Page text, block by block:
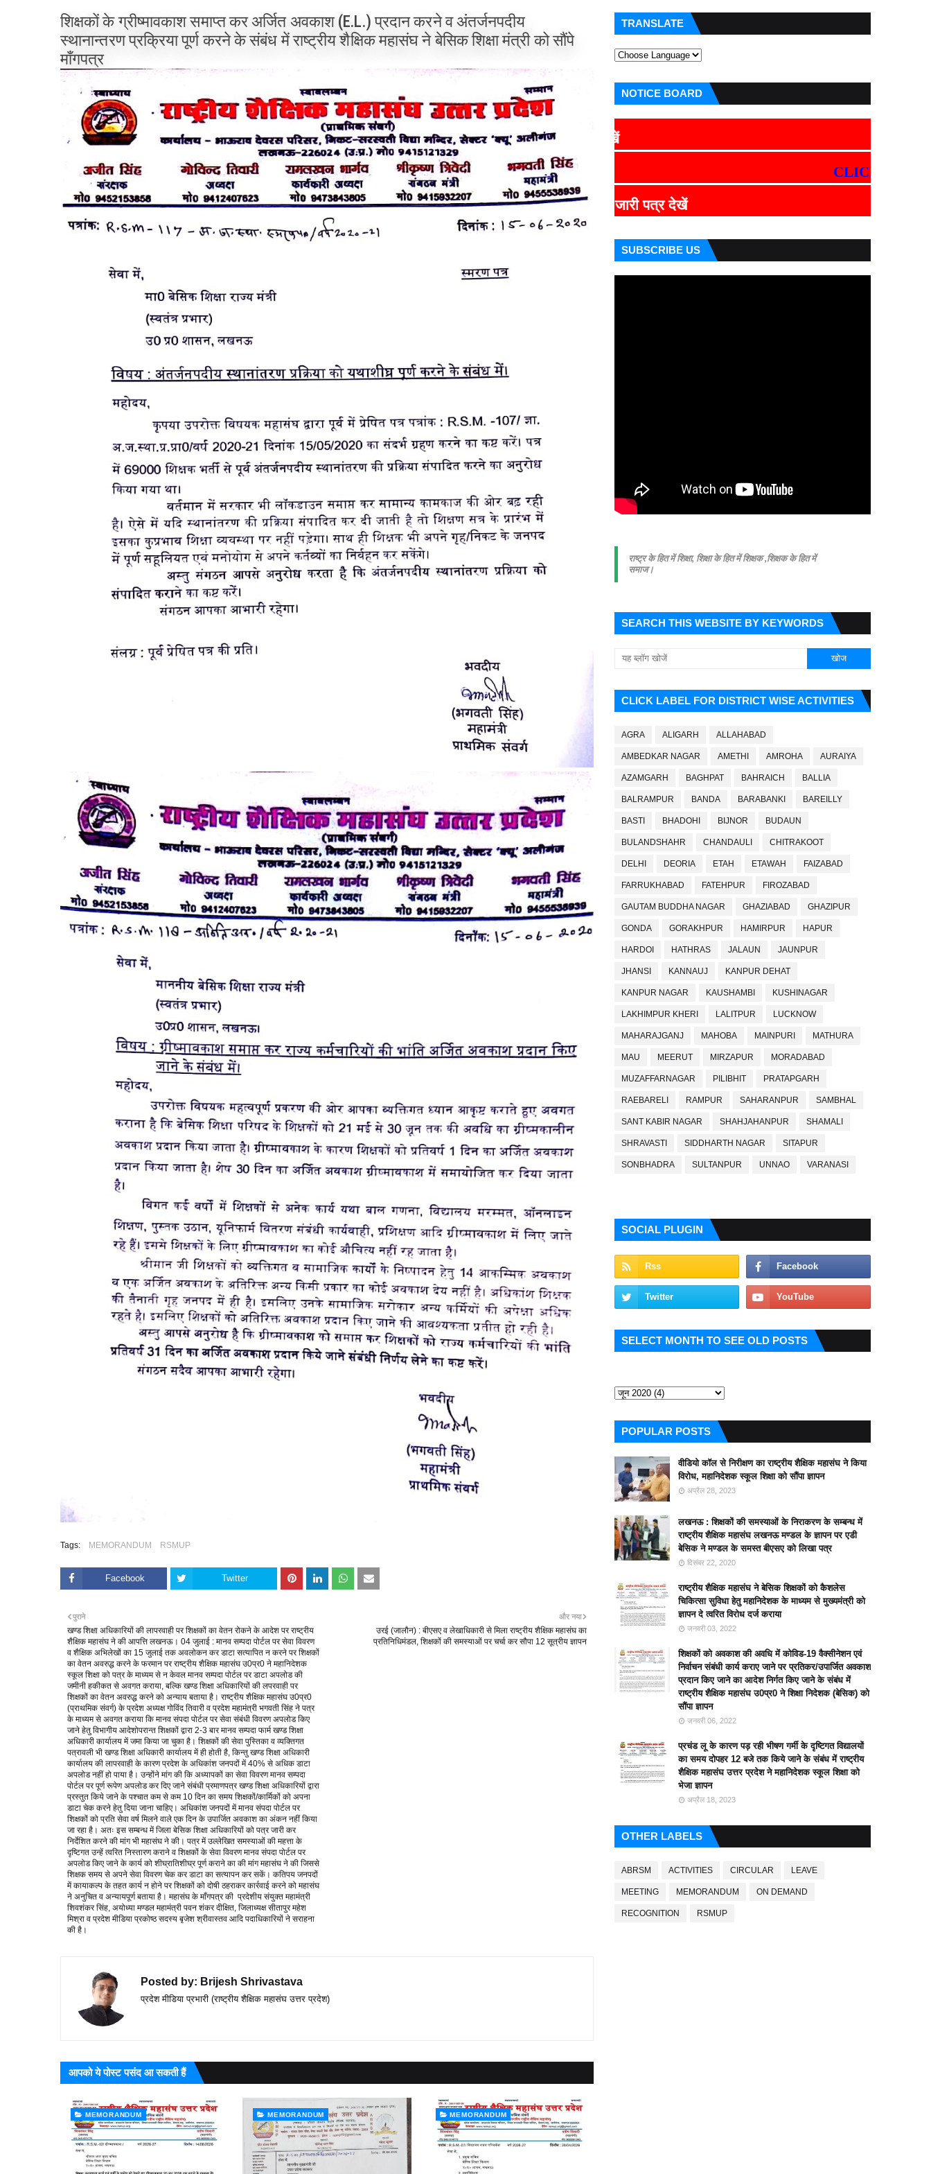
शिक्षकों के ग्रीष्मावकाश समाप्त कर अर्जित अवकाश (E.L.) प्रदान करने व अंतर्जनपदीय
स्थानान्तरण प्रक्रिया पूर्ण करने के संबंध में राष्ट्रीय शैक्षिक महासंघ ने बेसिक शिक्षा मंत्री को सौंपे
माँगपत्र
Tags: MEMORANDUM RSMUP
Facebook Twitter
और नया
उरई (जालौन) : बीएसए व लेखाधिकारी से मिला राष्ट्रीय शैक्षिक महासंघ का
प्रतिनिधिमंडल, शिक्षकों की समस्याओं पर चर्चा कर सौपा 12 सूत्रीय ज्ञापन
पुराने
खण्ड शिक्षा अधिकारियों की लापरवाही पर शिक्षकों का वेतन रोकने के आदेश पर राष्ट्रीय
शैक्षिक महासंघ ने की आपत्ति लखनऊ। 04 जुलाई : मानव सम्पदा पोर्टल पर सेवा विवरण
व शैक्षिक अभिलेखों का 15 जुलाई तक अवलोकन कर डाटा सत्यापित न करने पर शिक्षकों
का वेतन अवरुद्ध करने के फरमान पर राष्ट्रीय शैक्षिक महासंघ उ0प्र0 ने महानिदेशक
स्कूल शिक्षा को पत्र के माध्यम से न केवल मानव सम्पदा पोर्टल पर डाटा अपलोड की
जमीनी हकीकत से अवगत कराया, बल्कि खण्ड शिक्षा अधिकारियों की लपरवाही पर
शिक्षकों का वेतन अवरुद्ध करने को अन्याय बताया है। राष्ट्रीय शैक्षिक महासंघ उ0प्र0
(प्राथमिक संवर्ग) के प्रदेश अध्यक्ष गोविंद तिवारी व प्रदेश महामंत्री भगवती सिंह ने पत्र
के माध्यम से अवगत कराया कि मानव संपदा पोर्टल पर सेवा संबंधी विवरण अपलोड किए
जाने हेतु विभागीय आदेशोपरान्त शिक्षकों द्वारा 2-3 बार मानव सम्पदा फार्म खण्ड शिक्षा
अधिकारी कार्यालय में जमा किया जा चुका है। शिक्षकों की सेवा पुस्तिका व व्यक्तिगत
पत्रावली भी खण्ड शिक्षा अधिकारी कार्यालय में ही होती है, किन्तु खण्ड शिक्षा अधिकारी
कार्यालय की लापरवाही के कारण प्रदेश के अधिकांश जनपदों में 40% से अधिक डाटा
अपलोड नहीं हो पाया है। उन्होंने मांग की कि अध्यापकों का सेवा विवरण मानव सम्पदा
पोर्टल पर पूर्ण रूपेण अपलोड कर दिए जाने संबंधी प्रमाणपत्र खण्ड शिक्षा अधिकारियों द्वारा
प्रस्तुत किये जाने के पश्चात कम से कम 10 दिन का समय शिक्षकों/कार्मिकों को अपना
डाटा चेक करने हेतु दिया जाना चाहिए। अधिकांश जनपदों में मानव संपदा पोर्टल पर
शिक्षकों को प्रति सेवा वर्ष मिलने वाले एक दिन के उपार्जित अवकाश का अंकन नहीं किया
जा रहा है। अतः इस सम्बन्ध में जिला बेसिक शिक्षा अधिकारियों को पत्र जारी कर
निर्देशित करने की मांग भी महासंघ ने की। पत्र में उल्लेखित समस्याओं की महत्ता के
दृष्टिगत उन्हें त्वरित निस्तारण कराने व शिक्षकों के सेवा विवरण मानव संपदा पोर्टल पर
अपलोड किए जाने के कार्य को शीघ्रातिशीघ्र पूर्ण कराने का की मांग महासंघ ने की जिससे
शिक्षक समय से अपने सेवा विवरण चेक कर डाटा का सत्यापन कर सकें। कतिपय जनपदों
में कायाकल्प के तहत कार्य न होने पर शिक्षकों को दोषी ठहराकर कार्रवाई करने को महासंघ
ने अनुचित व अन्यायपूर्ण बताया है। महासंघ के माँगपत्र की प्रदेशीय संयुक्त महामंत्री
शिवशंकर सिंह, अयोध्या मण्डल महामंत्री पवन शंकर दीक्षित, जिलाध्यक्ष सीतापुर महेश
मिश्रा व प्रदेश मीडिया प्रकोष्ठ सदस्य बृजेश श्रीवास्तव आदि पदाधिकारियों ने सराहना
की है।
Posted by: Brijesh Shrivastava
प्रदेश मीडिया प्रभारी (राष्ट्रीय शैक्षिक महासंघ उत्तर प्रदेश)
आपको ये पोस्ट पसंद आ सकती हैं
MEMORANDUM MEMORANDUM MEMORANDUM
TRANSLATE
NOTICE BOARD
CLICK HERE
CLICK HEREमांग के क्रम में जारी पत्र देखें
SUBSCRIBE US
राष्ट्र के हित में शिक्षा, शिक्षा के हित में शिक्षक ,शिक्षक के हित में
समाज।
SEARCH THIS WEBSITE BY KEYWORDS
CLICK LABEL FOR DISTRICT WISE ACTIVITIES
AGRA ALIGARH ALLAHABAD
AMBEDKAR NAGAR AMETHI AMROHA AURAIYA
AZAMGARH BAGHPAT BAHRAICH BALLIA
BALRAMPUR BANDA BARABANKI BAREILLY
BASTI BHADOHI BIJNOR BUDAUN
BULANDSHAHR CHANDAULI CHITRAKOOT
DELHI DEORIA ETAH ETAWAH FAIZABAD
FARRUKHABAD FATEHPUR FIROZABAD
GAUTAM BUDDHA NAGAR GHAZIABAD GHAZIPUR
GONDA GORAKHPUR HAMIRPUR HAPUR
HARDOI HATHRAS JALAUN JAUNPUR
JHANSI KANNAUJ KANPUR DEHAT
KANPUR NAGAR KAUSHAMBI KUSHINAGAR
LAKHIMPUR KHERI LALITPUR LUCKNOW
MAHARAJGANJ MAHOBA MAINPURI MATHURA
MAU MEERUT MIRZAPUR MORADABAD
MUZAFFARNAGAR PILIBHIT PRATAPGARH
RAEBARELI RAMPUR SAHARANPUR SAMBHAL
SANT KABIR NAGAR SHAHJAHANPUR SHAMALI
SHRAVASTI SIDDHARTH NAGAR SITAPUR
SONBHADRA SULTANPUR UNNAO VARANASI
SOCIAL PLUGIN
SELECT MONTH TO SEE OLD POSTS
POPULAR POSTS
वीडियो कॉल से निरीक्षण का राष्ट्रीय शैक्षिक महासंघ ने किया
विरोध, महानिदेशक स्कूल शिक्षा को सौंपा ज्ञापन
अप्रैल 28, 2023
लखनऊ : शिक्षकों की समस्याओं के निराकरण के सम्बन्ध में
राष्ट्रीय शैक्षिक महासंघ लखनऊ मण्डल के ज्ञापन पर एडी
बेसिक ने मण्डल के समस्त बीएसए को लिखा पत्र
दिसंबर 22, 2020
राष्ट्रीय शैक्षिक महासंघ ने बेसिक शिक्षकों को कैशलेस
चिकित्सा सुविधा हेतु महानिदेशक के माध्यम से मुख्यमंत्री को
ज्ञापन दे त्वरित विरोध दर्ज कराया
जनवरी 03, 2022
शिक्षकों को अवकाश की अवधि में कोविड-19 वैक्सीनेशन एवं
निर्वाचन संबंधी कार्य कराए जाने पर प्रतिकर/उपार्जित अवकाश
प्रदान किए जाने का आदेश निर्गत किए जाने के संबंध में
राष्ट्रीय शैक्षिक महासंघ उ0प्र0 ने शिक्षा निदेशक (बेसिक) को
सौंपा ज्ञापन
जनवरी 06, 2022
प्रचंड लू के कारण पड़ रही भीषण गर्मी के दृष्टिगत विद्यालयों
का समय दोपहर 12 बजे तक किये जाने के संबंध में राष्ट्रीय
शैक्षिक महासंघ उत्तर प्रदेश ने महानिदेशक स्कूल शिक्षा को
भेजा ज्ञापन
अप्रैल 18, 2023
OTHER LABELS
ABRSM ACTIVITIES CIRCULAR LEAVE
MEETING MEMORANDUM ON DEMAND
RECOGNITION RSMUP